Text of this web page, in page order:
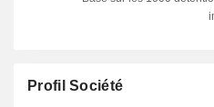
Profil Société